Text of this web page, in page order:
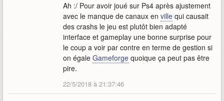
Ah :/ Pour avoir joué sur Ps4 après ajustement
avec le manque de canaux en ville qui causait
des crashs le jeu est plutôt bien adapté
interface et gameplay une bonne surprise pour
le coup a voir par contre en terme de gestion si
on égale Gameforge quoique ça peut pas être
pire.
22/5/2018 à 21:37:46